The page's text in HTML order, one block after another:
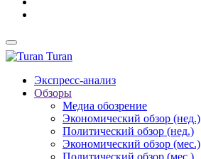
Turan
Экспресс-анализ
Обзоры
Медиа обозрение
Экономический обзор (нед.)
Политический обзор (нед.)
Экономический обзор (мес.)
Политический обзор (мес.)